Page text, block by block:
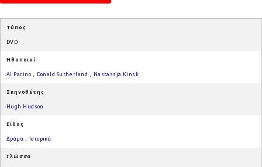
Τύπος
DVD
Ηθοποιοί
Al Pacino, Donald Sutherland Nastassja Kinsk
Σκηνοθέτης
Hugh Hudson
Είδος
Δράμα Ιστορικά
Γλώσσα